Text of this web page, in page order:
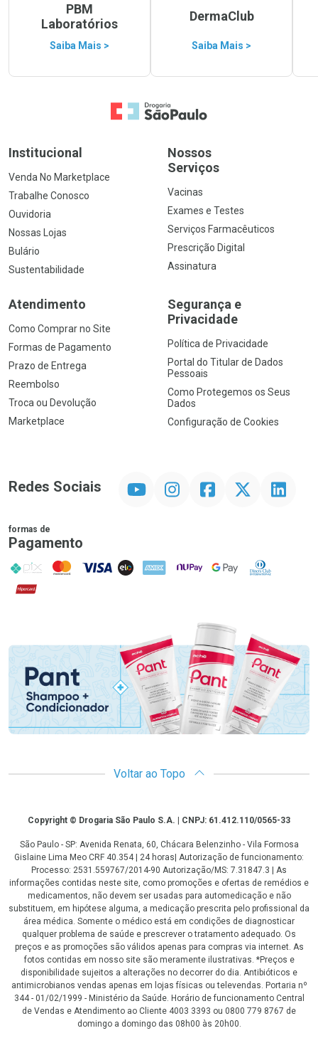
PBM
Laboratórios
Saiba Mais >
DermaClub
Saiba Mais >
Ir para a Home
Institucional
Venda No Marketplace
Trabalhe Conosco
Ouvidoria
Nossas Lojas
Bulário
Sustentabilidade
Nossos
Serviços
Vacinas
Exames e Testes
Serviços Farmacêuticos
Prescrição Digital
Assinatura
Atendimento
Como Comprar no Site
Formas de Pagamento
Prazo de Entrega
Reembolso
Troca ou Devolução
Marketplace
Segurança e
Privacidade
Política de Privacidade
Portal do Titular de Dados
Pessoais
Como Protegemos os Seus
Dados
Configuração de Cookies
Redes Sociais InstagramFacebookTwitter Linkedin
formas de
Pagamento
PIX MasterCard
VISA ELO AMEX NuPay Google PayDiners Club
Hipercard
Promoção em Destaque
Voltar ao Topo
CopyrightCopyright © Drogaria São Paulo S.A. | CNPJ: 61.412.110/0565-33
São Paulo - SP: Avenida Renata, 60, Chácara Belenzinho - Vila Formosa
Gislaine Lima Meo CRF 40.354 | 24 horas| Autorização de funcionamento:
Processo: 2531.559767/2014-90 Autorização/MS: 7.31847.3 | As
informações contidas neste site, como promoções e ofertas de remédios e
medicamentos, não devem ser usadas para automedicação e não
substituem, em hipótese alguma, a medicação prescrita pelo profissional da
área médica. Somente o médico está em condições de diagnosticar
qualquer problema de saúde e prescrever o tratamento adequado. Os
preços e as promoções são válidos apenas para compras via internet. As
fotos contidas em nosso site são meramente ilustrativas. *Preços e
disponibilidade sujeitos a alterações no decorrer do dia. Antibióticos e
antimicrobianos vendas apenas em lojas físicas ou televendas. Portaria nº
344 - 01/02/1999 - Ministério da Saúde. Horário de funcionamento Central
de Vendas e Atendimento ao Cliente 4003 3393 ou 0800 779 8767 de
domingo a domingo das 08h00 às 20h00.